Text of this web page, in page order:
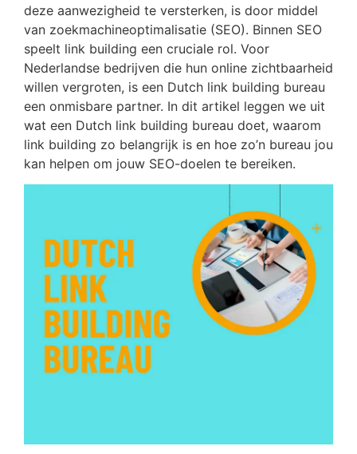
deze aanwezigheid te versterken, is door middel
van zoekmachineoptimalisatie (SEO). Binnen SEO
speelt link building een cruciale rol. Voor
Nederlandse bedrijven die hun online zichtbaarheid
willen vergroten, is een Dutch link building bureau
een onmisbare partner. In dit artikel leggen we uit
wat een Dutch link building bureau doet, waarom
link building zo belangrijk is en hoe zo’n bureau jou
kan helpen om jouw SEO-doelen te bereiken.